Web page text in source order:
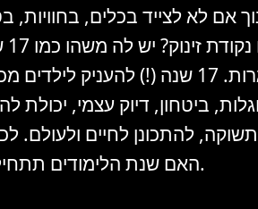
אם לא לצייד בכלים, בחוויות,
המוקדם ועד לבגרות. 17 שנה (!)
ביטחון, דיוק עצמי, יכולת
להתכונן לחיים ולעולם.
האם שנת הלימודים תתחיל? - אלא מה בדיוק יתחיל.